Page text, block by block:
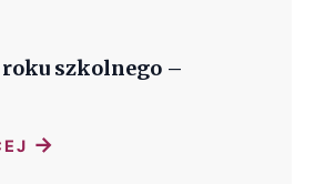
szkolnego –
→